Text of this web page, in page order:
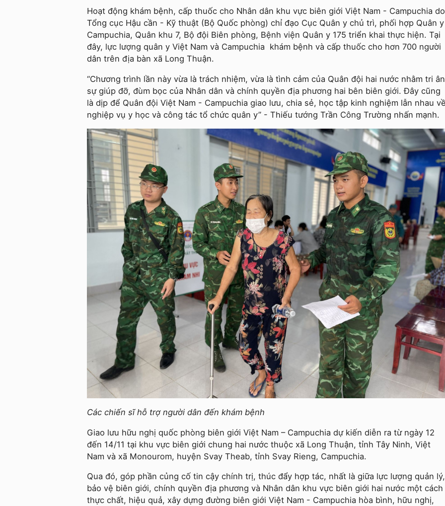
Hoạt động khám bệnh, cấp thuốc cho Nhân dân khu vực biên giới Việt Nam - Campuchia do
Tổng cục Hậu cần - Kỹ thuật (Bộ Quốc phòng) chỉ đạo Cục Quân y chủ trì, phối hợp Quân y
Campuchia, Quân khu 7, Bộ đội Biên phòng, Bệnh viện Quân y 175 triển khai thực hiện. Tại
đây, lực lượng quân y Việt Nam và Campuchia khám bệnh và cấp thuốc cho hơn 700 người
dân trên địa bàn xã Long Thuận.
“Chương trình lần này vừa là trách nhiệm, vừa là tình cảm của Quân đội hai nước nhằm tri ân
sự giúp đỡ, đùm bọc của Nhân dân và chính quyền địa phương hai bên biên giới. Đây cũng
là dịp để Quân đội Việt Nam - Campuchia giao lưu, chia sẻ, học tập kinh nghiệm lẫn nhau
nghiệp vụ y học và công tác tổ chức quân y” - Thiếu tướng Trần Công Trường nhấn mạnh.
Các chiến sĩ hỗ trợ người dân đến khám bệnh
Giao lưu hữu nghị quốc phòng biên giới Việt Nam – Campuchia dự kiến diễn ra từ ngày 12
đến 14/11 tại khu vực biên giới chung hai nước thuộc xã Long Thuận, tỉnh Tây Ninh, Việt
Nam và xã Monourom, huyện Svay Theab, tỉnh Svay Rieng, Campuchia.
Qua đó, góp phần củng cố tin cậy chính trị, thúc đẩy hợp tác, nhất là giữa lực lượng quản lý,
bảo vệ biên giới, chính quyền địa phương và Nhân dân khu vực biên giới hai nước một cách
thực chất, hiệu quả, xây dựng đường biên giới Việt Nam - Campuchia hòa bình, hữu nghị,